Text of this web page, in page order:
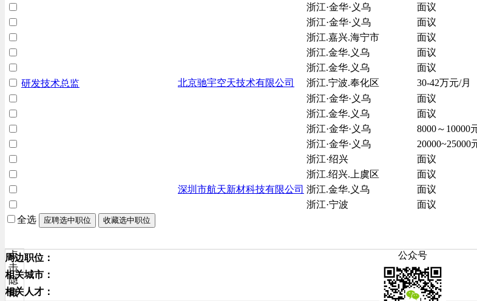
浙江·金华·义乌
面议
浙江·金华·义乌
面议
浙江.嘉兴.海宁市
面议
浙江.金华.义乌
面议
浙江.金华.义乌
面议
研发技术总监
北京驰宇空天技术有限公司 浙江.宁波.奉化区 30-42万元/月
浙江·金华·义乌
面议
浙江.金华.义乌
面议
浙江·金华·义乌
8000～10000
浙江·金华·义乌
20000~25000
浙江·绍兴
面议
浙江.绍兴.上虞区
面议
深圳市航天新材科技有限公司 浙江.金华.义乌 面议
浙江·宁波
面议
全选
应聘选中职位 收藏选中职位
周边职位：
相关城市：
相关人才：
点
击
隐
藏
公众号